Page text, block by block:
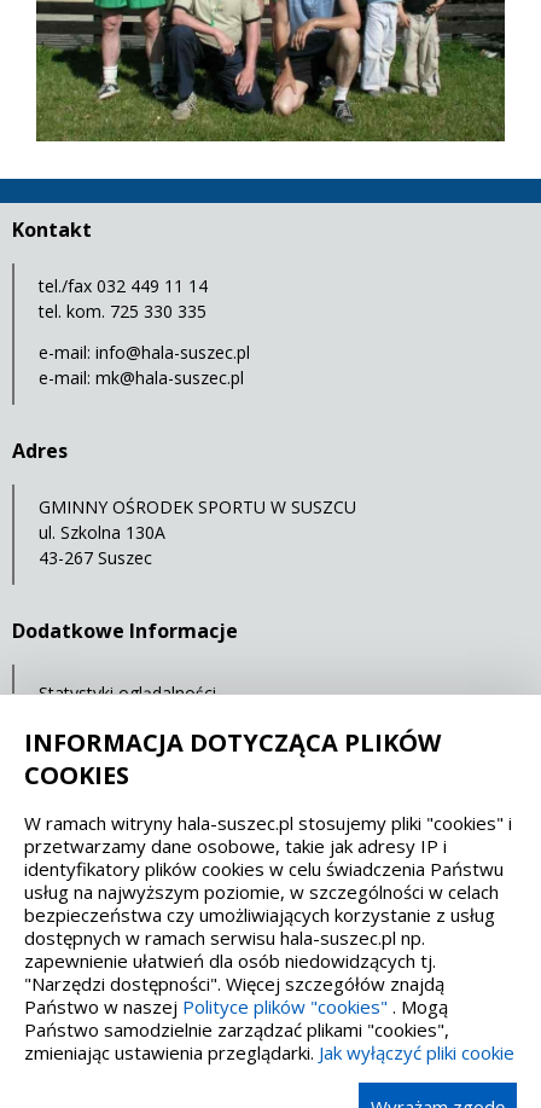
Kontakt
tel./fax 032 449 11 14
tel. kom. 725 330 335
e-mail: info@hala-suszec.pl
e-mail: mk@hala-suszec.pl
Adres
GMINNY OŚRODEK SPORTU W SUSZCU
ul. Szkolna 130A
43-267 Suszec
Dodatkowe Informacje
Statystyki oglądalności
Spełniamy standardy dostępności oraz W3C
WCAG 2.1 SECTION 508 EAA/EN 301549
IS 5568
INFORMACJA DOTYCZĄCA PLIKÓW
COOKIES
W ramach witryny hala-suszec.pl stosujemy pliki "cookies" i
przetwarzamy dane osobowe, takie jak adresy IP i
identyfikatory plików cookies w celu świadczenia Państwu
usług na najwyższym poziomie, w szczególności w celach
bezpieczeństwa czy umożliwiających korzystanie z usług
dostępnych w ramach serwisu hala-suszec.pl np.
zapewnienie ułatwień dla osób niedowidzących tj.
"Narzędzi dostępności". Więcej szczegółów znajdą
Państwo w naszej Polityce plików "cookies" . Mogą
Państwo samodzielnie zarządzać plikami "cookies",
zmieniając ustawienia przeglądarki. Jak wyłączyć pliki cookie